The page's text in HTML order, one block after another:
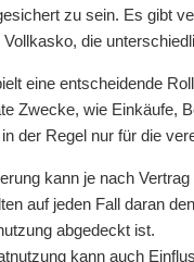
zu sein. Es gibt
die
eine entscheidende
Zwecke, wie Einkäufe,
der Regel nur für die
kann je nach
auf jeden Fall daran
abgedeckt ist.
kann auch